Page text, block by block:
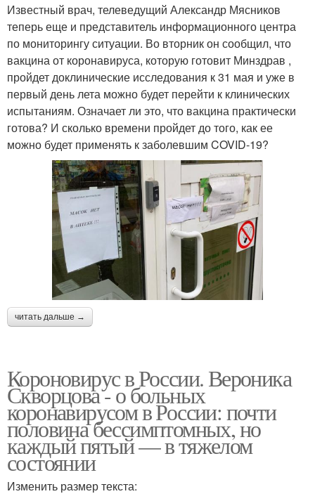
Известный врач, телеведущий Александр Мясников
теперь еще и представитель информационного центра
по мониторингу ситуации. Во вторник он сообщил, что
вакцина от коронавируса, которую готовит Минздрав ,
пройдет доклинические исследования к 31 мая и уже в
первый день лета можно будет перейти к клинических
испытаниям. Означает ли это, что вакцина практически
готова? И сколько времени пройдет до того, как ее
можно будет применять к заболевшим COVID-19?
читать дальше →
Короновирус в России. Вероника
Скворцова - о больных
коронавирусом в России: почти
половина бессимптомных, но
каждый пятый — в тяжелом
состоянии
Изменить размер текста: